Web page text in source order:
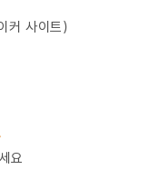
사이트）
요